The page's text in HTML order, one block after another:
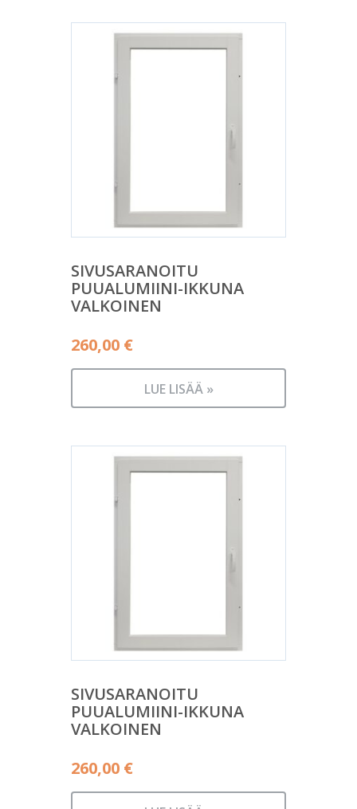
SIVUSARANOITU
PUUALUMIINI-IKKUNA
VALKOINEN
260,00 €
LUE LISÄÄ »
SIVUSARANOITU
PUUALUMIINI-IKKUNA
VALKOINEN
260,00 €